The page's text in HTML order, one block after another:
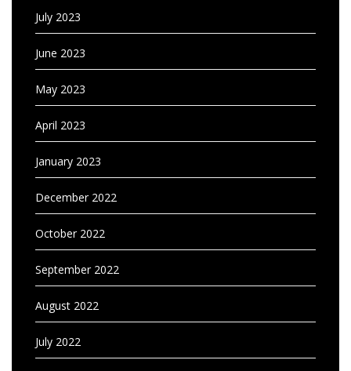
July 2023
June 2023
May 2023
April 2023
January 2023
December 2022
October 2022
September 2022
August 2022
July 2022